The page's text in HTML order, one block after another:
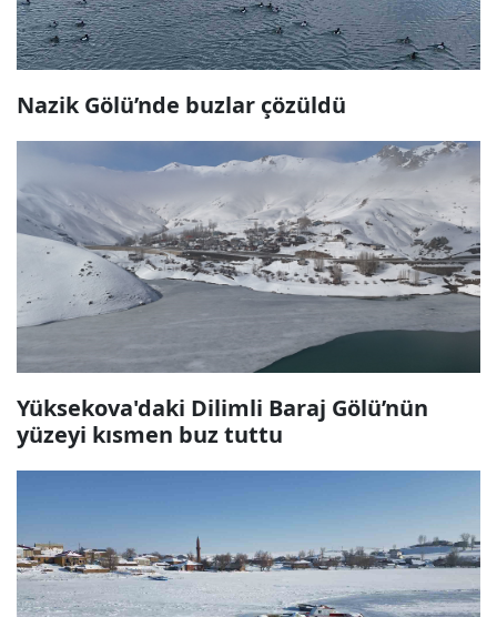
Nazik Gölü’nde buzlar çözüldü
Yüksekova'daki Dilimli Baraj Gölü’nün
yüzeyi kısmen buz tuttu